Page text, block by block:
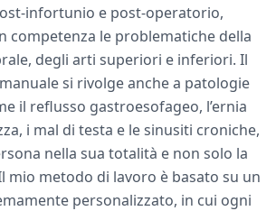
infortunio e post-operatorio,
competenza le problematiche della
degli arti superiori e inferiori. Il
si rivolge anche a patologie
il reflusso gastroesofageo, l’ernia
i mal di testa e le sinusiti croniche,
nella sua totalità e non solo la
mio metodo di lavoro è basato su un
personalizzato, in cui ogni